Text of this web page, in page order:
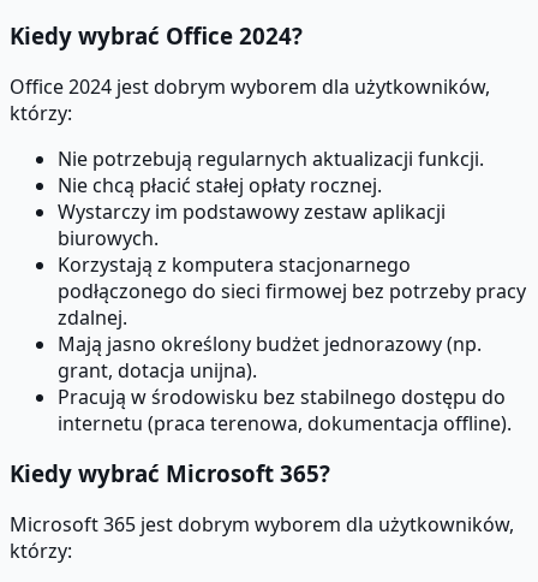
Kiedy wybrać Office 2024?
Office 2024 jest dobrym wyborem dla użytkowników,
którzy:
Nie potrzebują regularnych aktualizacji funkcji.
Nie chcą płacić stałej opłaty rocznej.
Wystarczy im podstawowy zestaw aplikacji
biurowych.
Korzystają z komputera stacjonarnego
podłączonego do sieci firmowej bez potrzeby pracy
zdalnej.
Mają jasno określony budżet jednorazowy (np.
grant, dotacja unijna).
Pracują w środowisku bez stabilnego dostępu do
internetu (praca terenowa, dokumentacja offline).
Kiedy wybrać Microsoft 365?
Microsoft 365 jest dobrym wyborem dla użytkowników,
którzy: